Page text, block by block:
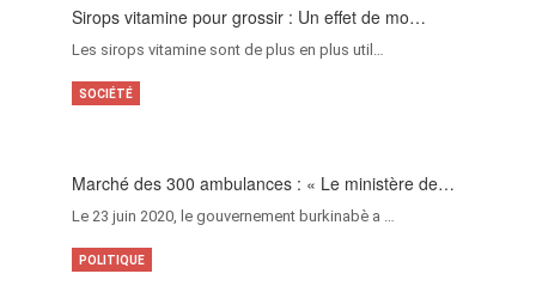
Sirops vitamine pour grossir : Un effet de mo…
Les sirops vitamine sont de plus en plus util…
Marché des 300 ambulances : « Le ministère de…
Le 23 juin 2020, le gouvernement burkinabè a …
SOCIÉTÉ
POLITIQUE